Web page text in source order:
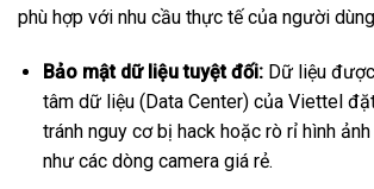
phù hợp với nhu cầu thực tế của người
Bảo mật dữ liệu tuyệt đối:Dữ liệu
tâm dữ liệu (Data Center) của Viettel
tránh nguy cơ bị hack hoặc rò rỉ hình
như các dòng camera giá rẻ.